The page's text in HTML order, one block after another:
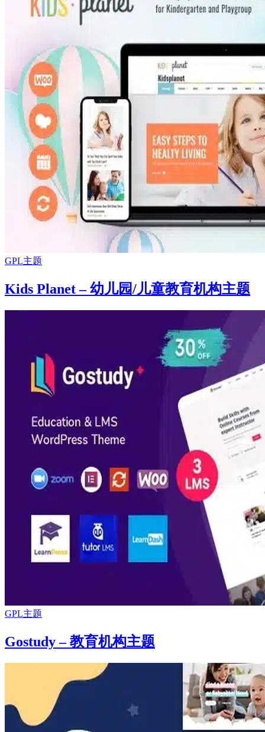
GPL主题
Kids Planet – 幼儿园/儿童教育机构主题
GPL主题
Gostudy – 教育机构主题